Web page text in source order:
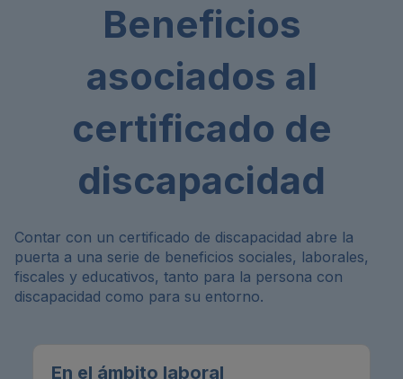
Beneficios
asociados al
certificado de
discapacidad
Contar con un certificado de discapacidad abre la
puerta a una serie de beneficios sociales, laborales,
fiscales y educativos, tanto para la persona con
discapacidad como para su entorno.
En el ámbito laboral